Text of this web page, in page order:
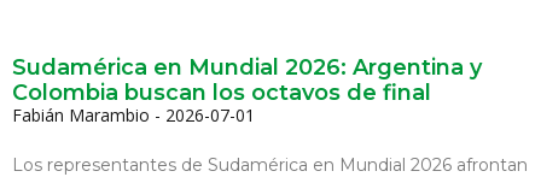
Sudamérica en Mundial 2026: Argentina y
Colombia buscan los octavos de final
Fabián Marambio 2026-07-01
Los representantes de Sudamérica en Mundial 2026 afrontan